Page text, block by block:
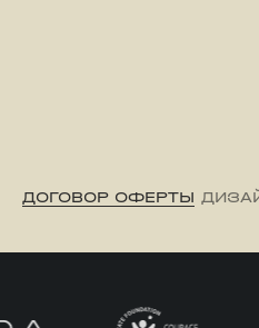
ДОГОВОР ОФЕРТЫ